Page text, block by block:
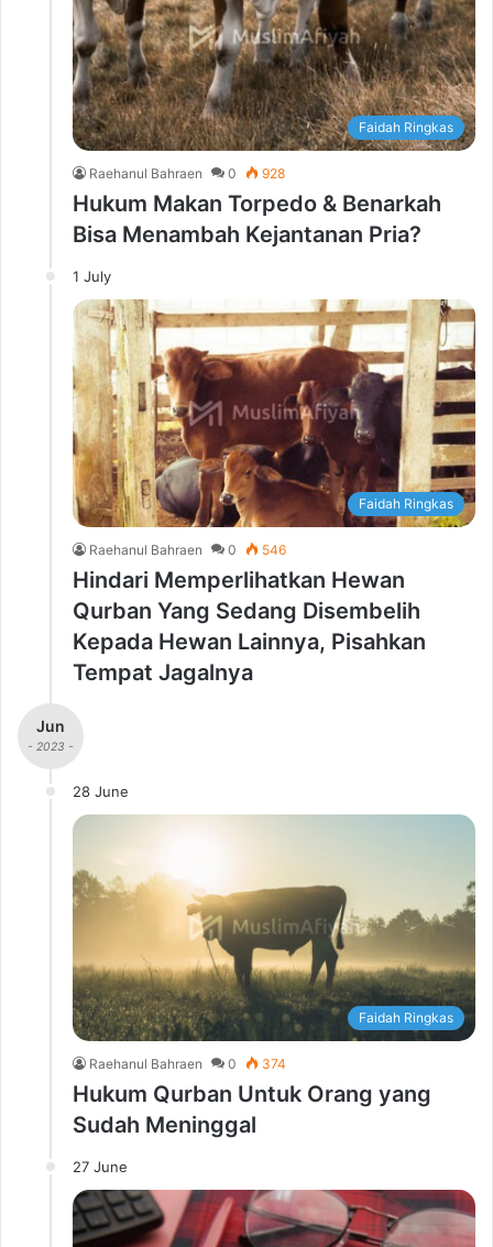
Faidah Ringkas
Raehanul Bahraen 0 928
Hukum Makan Torpedo & Benarkah
Bisa Menambah Kejantanan Pria?
1 July
Faidah Ringkas
Raehanul Bahraen 0 546
Hindari Memperlihatkan Hewan
Qurban Yang Sedang Disembelih
Kepada Hewan Lainnya, Pisahkan
Tempat Jagalnya
Jun
- 2023 -
28 June
Faidah Ringkas
Raehanul Bahraen 0 374
Hukum Qurban Untuk Orang yang
Sudah Meninggal
27 June